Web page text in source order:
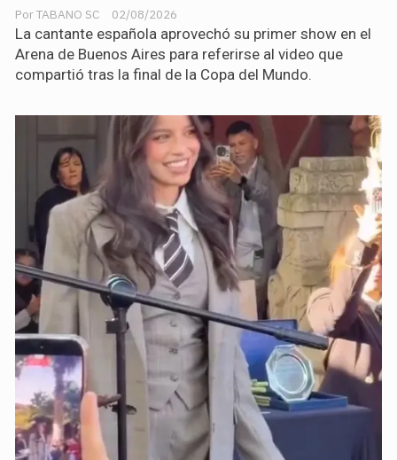
TABANO SC 02/08/2026
La cantante española aprovechó su primer show en el
Arena de Buenos Aires para referirse al video que
compartió tras la final de la Copa del Mundo.